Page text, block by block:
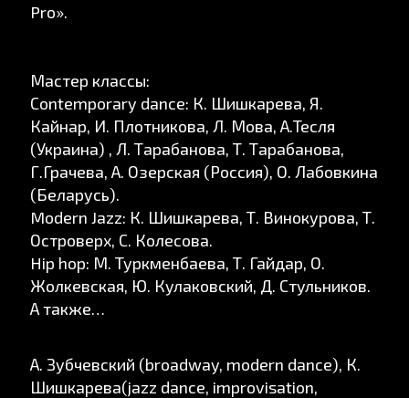
Pro».
Мастер классы:
Сontemporary dance: К. Шишкарева, Я.
Кайнар, И. Плотникова, Л. Мова, А.Тесля
(Украина) , Л. Тарабанова, Т. Тарабанова,
Г.Грачева, А. Озерская (Россия), О. Лабовкина
(Беларусь).
Modern Jazz: К. Шишкарева, Т. Винокурова, Т.
Островерх, С. Колесова.
Hip hop: М. Туркменбаева, Т. Гайдар, О.
Жолкевская, Ю. Кулаковский, Д. Стульников.
А также…
А. Зубчевский (broadway, modern dance), К.
Шишкарева(jazz dance, improvisation,